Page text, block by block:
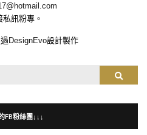
私訊粉專。
DesignEvo設計製作
FB粉絲團↓↓↓